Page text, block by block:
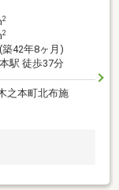
2
2
築42年8ヶ月)
駅 徒歩37分
之本町北布施